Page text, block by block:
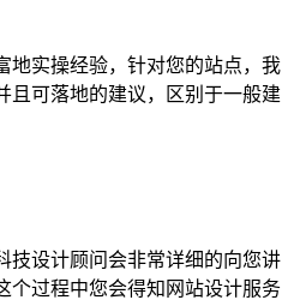
地实操经验，针对您的站点，我
且可落地的建议，区别于一般建
技设计顾问会非常详细的向您讲
个过程中您会得知网站设计服务